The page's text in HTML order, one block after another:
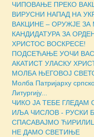
ЧИПОВАЊЕ ПРЕКО
ВИРУСНИ НАПАД НА
ВАКЦИНЕ – ОРУЖЈЕ
КАНДИДАТУРА ЗА
ХРИСТОС ВОСКРЕСЕ!
ПОДСЕЋАЊЕ УОЧИ
АКАТИСТ УЛАСКУ
МОЛБА ЊЕГОВОЈ
Молба Патријарху
Литургију...
ЧИКО ЈА ТЕБЕ ГЛЕДАМ
ИЉА ЧИСЛОВ - РУСКИ
СПАСАВАЈМО
НЕ ДАМО СВЕТИЊЕ